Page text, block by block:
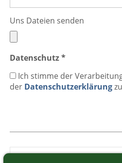
Uns Dateien senden
Datenschutz *
Ich stimme der
der Datenschutzerklärung